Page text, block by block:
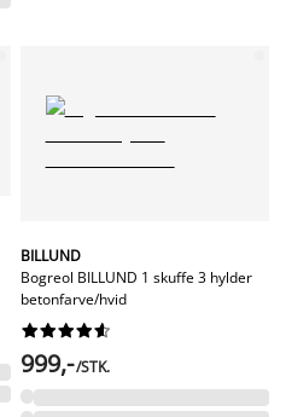
BILLUND
Bogreol BILLUND 1 skuffe 3 hylder
betonfarve/hvid






999,-/STK.